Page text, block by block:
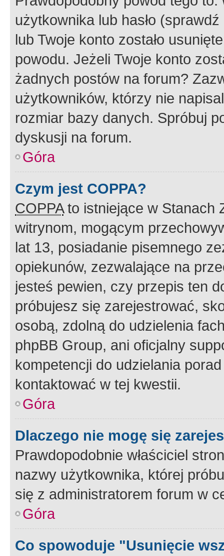
użytkownika lub hasło
lub Twoje konto zostało
powodu. Jeżeli Twoje konto
żadnych postów na forum?
użytkowników, którzy nie
rozmiar bazy danych. Spróbuj
dyskusji na forum.
Góra
Czym jest COPPA?
COPPAto istniejące w Stanach
witrynom, mogącym
lat 13, posiadanie pisemnego
opiekunów, zezwalające na
jesteś pewien, czy przepis ten
próbujesz się zarejestrować,
osobą, zdolną do udzielenia
phpBB Group, ani oficjalny
kompetencji do udzielania
kontaktować w tej kwestii.
Góra
Dlaczego nie mogę się
Prawdopodobnie właściciel
nazwy użytkownika, której
się z administratorem forum w
Góra
Co spowoduje "Usunięcie